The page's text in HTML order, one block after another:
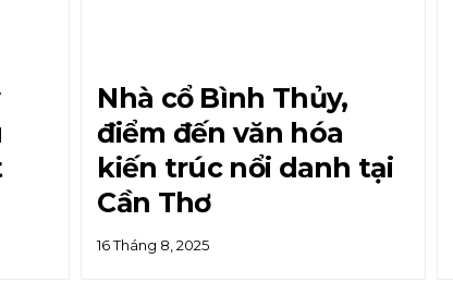
Nhà cổ Bình Thủy,
điểm đến văn hóa
kiến trúc nổi danh tại
Cần Thơ
16 Tháng 8, 2025